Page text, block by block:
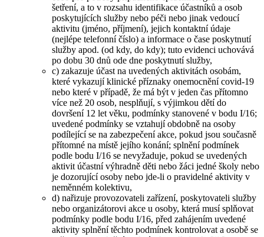
šetření, a to v rozsahu identifikace účastníků a osob
poskytujících služby nebo péči nebo jinak vedoucí
aktivitu (jméno, příjmení), jejich kontaktní údaje
(nejlépe telefonní číslo) a informace o čase poskytnutí
služby apod. (od kdy, do kdy); tuto evidenci uchovává
po dobu 30 dnů ode dne poskytnutí služby,
c) zakazuje účast na uvedených aktivitách osobám,
které vykazují klinické příznaky onemocnění covid-19
nebo které v případě, že má být v jeden čas přítomno
více než 20 osob, nesplňují, s výjimkou dětí do
dovršení 12 let věku, podmínky stanovené v bodu I/16;
uvedené podmínky se vztahují obdobně na osoby
podílející se na zabezpečení akce, pokud jsou současně
přítomné na místě jejího konání; splnění podmínek
podle bodu I/16 se nevyžaduje, pokud se uvedených
aktivit účastní výhradně děti nebo žáci jedné školy nebo
je dozorující osoby nebo jde-li o pravidelné aktivity v
neměnném kolektivu,
d) nařizuje provozovateli zařízení, poskytovateli služby
nebo organizátorovi akce u osoby, která musí splňovat
podmínky podle bodu I/16, před zahájením uvedené
aktivity splnění těchto podmínek kontrolovat a osobě se